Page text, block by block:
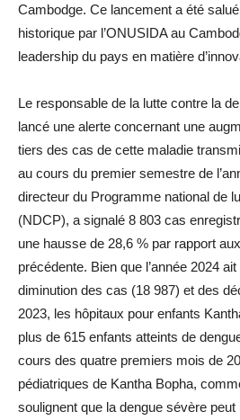
Cambodge. Ce lancement a été
historique par l’ONUSIDA au
leadership du pays en matière
Le responsable de la lutte contre la
lancé une alerte concernant une
tiers des cas de cette maladie
au cours du premier semestre de
directeur du Programme national de
(NDCP), a signalé 8 803 cas
une hausse de 28,6 % par rapport
précédente. Bien que l’année 2024
diminution des cas (18 987) et des
2023, les hôpitaux pour enfants
plus de 615 enfants atteints de
cours des quatre premiers mois de
pédiatriques de Kantha Bopha,
soulignent que la dengue sévère